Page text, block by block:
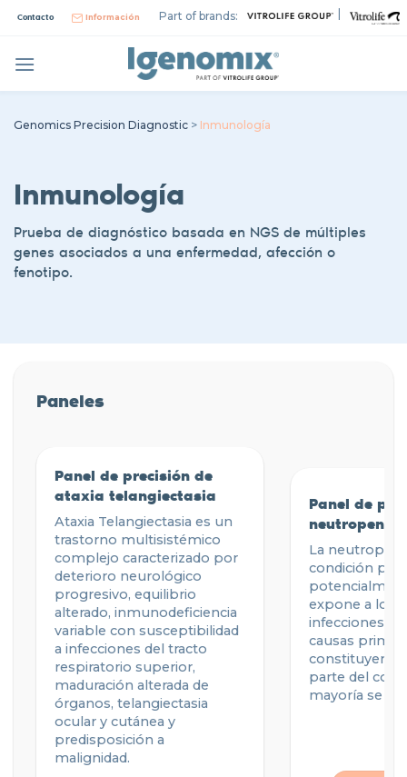
Contacto Información Part of brands:
Genomics Precision Diagnostic > Inmunología
Inmunología
Prueba de diagnóstico basada en NGS de múltiples
genes asociados a una enfermedad, afección o
fenotipo.
Paneles
Panel de precisión de
ataxia telangiectasia
Ataxia Telangiectasia es un
trastorno multisistémico
complejo caracterizado por
deterioro neurológico
progresivo, equilibrio
alterado, inmunodeficiencia
variable con susceptibilidad
a infecciones del tracto
respiratorio superior,
maduración alterada de
órganos, telangiectasia
ocular y cutánea y
predisposición a
malignidad.
Panel de
neutropenia
La
condición
expone a los
infecciones
causas
constituyen
parte del
mayoría se